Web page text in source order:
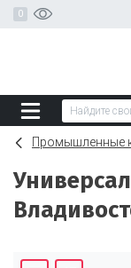
Промышленные